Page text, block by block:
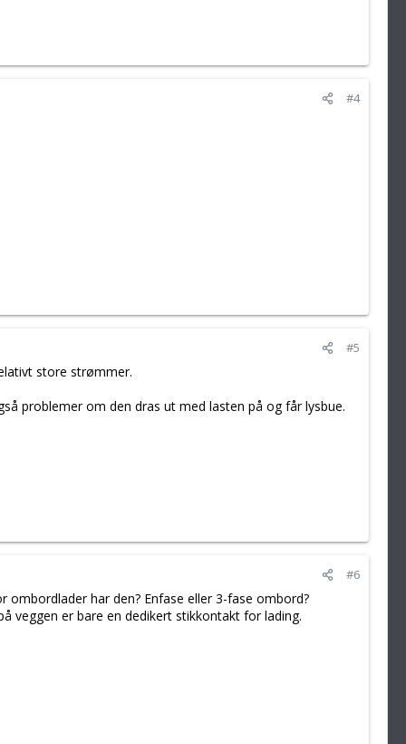
#4
#5
store strømmer.
problemer om den dras ut med lasten på og får lysbue.
#6
ombordlader har den? Enfase eller 3-fase ombord?
veggen er bare en dedikert stikkontakt for lading.